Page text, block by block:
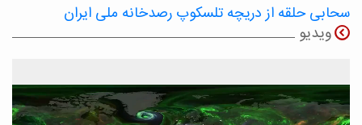
سحابی حلقه از دریچه تلسکوپ رصدخانه ملی ایران
ویدیو